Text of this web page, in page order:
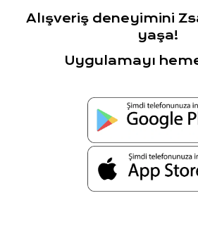
Alışveriş deneyimini
yaşa!
Uygulamayı